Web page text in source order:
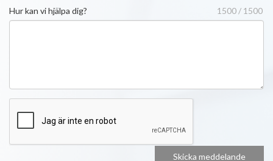
Hur kan vi hjälpa dig? 1500 / 1500